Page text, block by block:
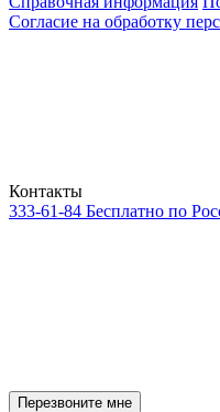
Согласие на обработку
Контакты
333-61-84 Бесплатно по
Перезвоните мне